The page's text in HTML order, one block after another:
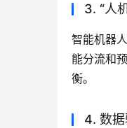
3. “人
智能机器
能分流和
衡。
4. 数